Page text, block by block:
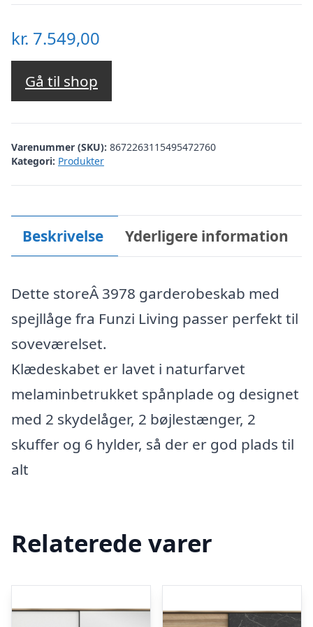
kr. 7.549,00
Gå til shop
Varenummer (SKU): 8672263115495472760
Kategori: Produkter
Beskrivelse Yderligere information
Dette storeÂ 3978 garderobeskab med
spejllåge fra Funzi Living passer perfekt til
soveværelset.
Klædeskabet er lavet i naturfarvet
melaminbetrukket spånplade og designet
med 2 skydelåger, 2 bøjlestænger, 2
skuffer og 6 hylder, så der er god plads til
alt
Relaterede varer